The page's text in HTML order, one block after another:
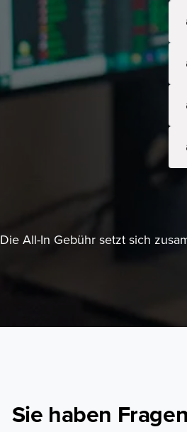
Die All-In Gebühr setzt sich
Sie haben